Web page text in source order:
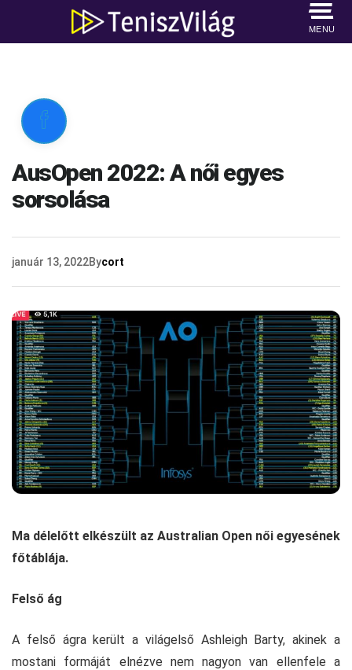
MENU

AusOpen 2022: A női egyes
sorsolása
január 13, 2022Bycort
Ma délelőtt elkészült az Australian Open női egyesének
főtáblája.
Felső ág
A felső ágra került a világelső Ashleigh Barty, akinek a
mostani formáját elnézve nem nagyon van ellenfele a